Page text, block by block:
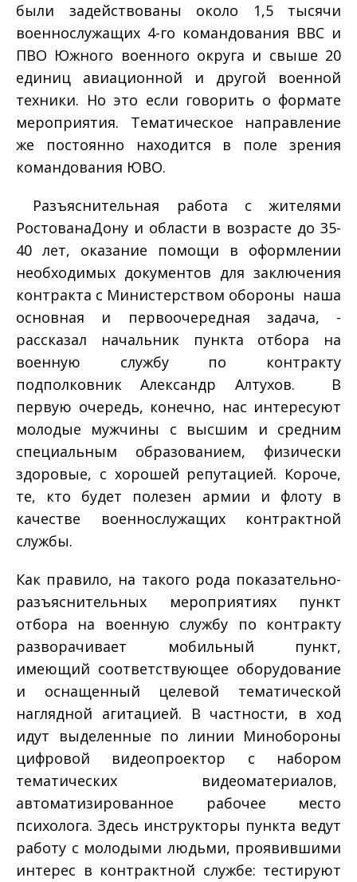
были задействованы около 1,5 тысячи
военнослужащих 4-­го командования ВВС и
ПВО Южного военного округа и свыше 20
единиц авиационной и другой военной
техники. Но это если говорить о формате
мероприятия. Тематическое направление
же постоянно находится в поле зрения
командования ЮВО.
­
Разъяснительная работа с жителями
Ростова­на­Дону и области в возрасте до 35­
40 лет, оказание помощи в оформлении
необходимых документов для заключения
контракта с Министерством обороны ­ наша
основная и первоочередная задача, ­
рассказал начальник пункта отбора на
военную службу по контракту
подполковник Александр Алтухов. ­ В
первую очередь, конечно, нас интересуют
молодые мужчины с высшим и средним
специальным образованием, физически
здоровые, с хорошей репутацией. Короче,
те, кто будет полезен армии и флоту в
качестве военнослужащих контрактной
службы.
Как правило, на такого рода показательно­
разъяснительных мероприятиях пункт
отбора на военную службу по контракту
разворачивает мобильный пункт,
имеющий соответствующее оборудование
и оснащенный целевой тематической
наглядной агитацией. В частности, в ход
идут выделенные по линии Минобороны
цифровой видеопроектор с набором
тематических видеоматериалов,
автоматизированное рабочее место
психолога. Здесь инструкторы пункта ведут
работу с молодыми людьми, проявившими
интерес в контрактной службе: тестируют